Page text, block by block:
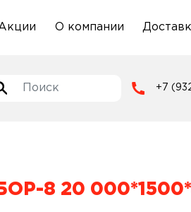
О компании
+7
8 20